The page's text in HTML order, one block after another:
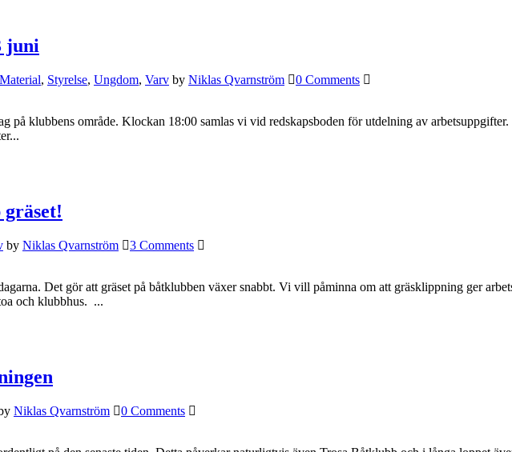
juni
Material, Styrelse, Ungdom, Varv by Niklas Qvarnström
0 Comments
på klubbens område. Klockan 18:00 samlas vi vid redskapsboden för utdelning av
by Niklas Qvarnström
3 Comments
Det gör att gräset på båtklubben växer snabbt. Vi vill påminna om att gräsklippning ger
och klubbhus. ...
Niklas Qvarnström
0 Comments